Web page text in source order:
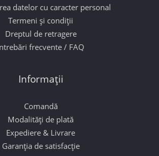
datelor cu caracter personal
Termeni și condiții
Dreptul de retragere
frecvente / FAQ
Informații
Comandă
Modalități de plată
Expediere & Livrare
Garanția de satisfacție